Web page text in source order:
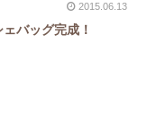
2015.06.13
バッグ完成！